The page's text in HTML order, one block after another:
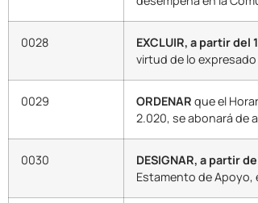
0028 EXCLUIR, a partir del
virtud de lo
0029 ORDENAR que el
2.020, se abonará de
0030 DESIGNAR, a partir
Estamento de Apoyo,